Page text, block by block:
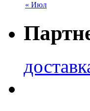
« Июл